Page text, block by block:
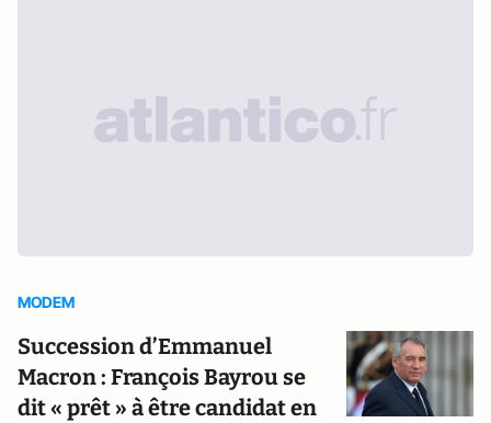
MODEM
Succession d’Emmanuel
Macron : François Bayrou se
dit « prêt » à être candidat en